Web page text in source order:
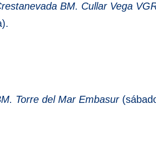
BM. Cullar Vega
Torre del Mar Embasur